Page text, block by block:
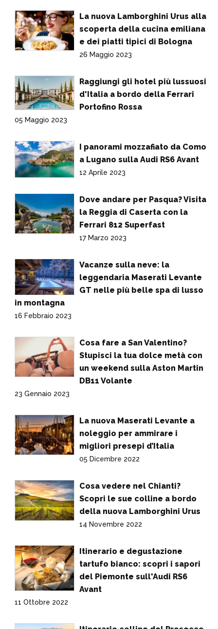
La nuova Lamborghini Urus alla
scoperta della cucina emiliana
e dei piatti tipici di Bologna
26 Maggio 2023
Raggiungi gli hotel più lussuosi
d'Italia a bordo della Ferrari
Portofino Rossa
05 Maggio 2023
I panorami mozzafiato da Como
a Lugano sulla Audi RS6 Avant
12 Aprile 2023
Dove andare per Pasqua? Visita
la Reggia di Caserta con la
Ferrari 812 Superfast
17 Marzo 2023
Vacanze sulla neve: la
leggendaria Maserati Levante
GT nelle più belle spa di lusso
in montagna
16 Febbraio 2023
Cosa fare a San Valentino?
Stupisci la tua dolce metà con
un weekend sulla Aston Martin
DB11 Volante
23 Gennaio 2023
La nuova Maserati Levante a
noleggio per ammirare i
migliori presepi d’Italia
05 Dicembre 2022
Cosa vedere nel Chianti?
Scopri le sue colline a bordo
della nuova Lamborghini Urus
14 Novembre 2022
Itinerario e degustazione
tartufo bianco: scopri i sapori
del Piemonte sull'Audi RS6
Avant
11 Ottobre 2022